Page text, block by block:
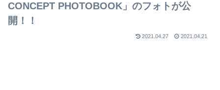
CONCEPT PHOTOBOOK」のフォトが公
開！！
2021.04.27 2021.04.21